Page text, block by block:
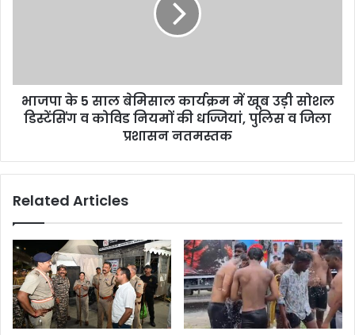
भाजपा के 5 साल बेमिसाल कार्यक्रम में खूब उड़ी सोशल
डिस्टेंसिंग व ‌कोविड नियमों की धज्जियां, पुलिस व जिला
प्रशासन नतमस्तक
Related Articles